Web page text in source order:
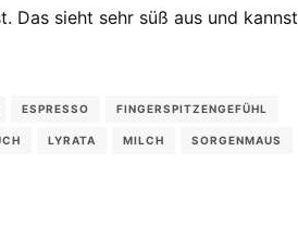
Das sieht sehr süß aus und kannst
ESPRESSO FINGERSPITZENGEFÜHL
LYRATA MILCH SORGENMAUS